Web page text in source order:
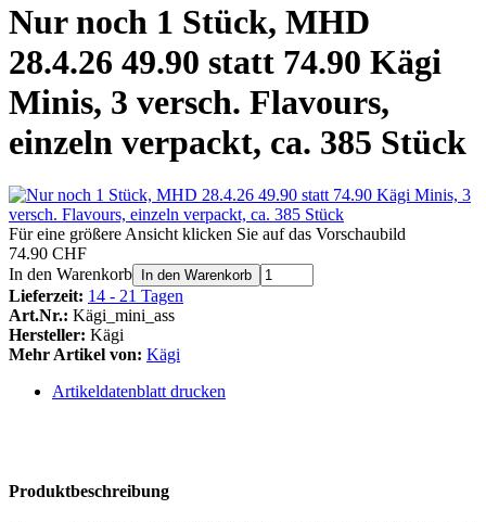
Nur noch 1 Stück, MHD
28.4.26 49.90 statt 74.90 Kägi
Minis, 3 versch. Flavours,
einzeln verpackt, ca. 385 Stück
Für eine größere Ansicht klicken Sie auf das Vorschaubild
74.90 CHF
In den Warenkorb
In den Warenkorb
Lieferzeit: 14 - 21 Tagen
Art.Nr.: Kägi_mini_ass
Hersteller: Kägi
Mehr Artikel von: Kägi
Artikeldatenblatt drucken
Produktbeschreibung